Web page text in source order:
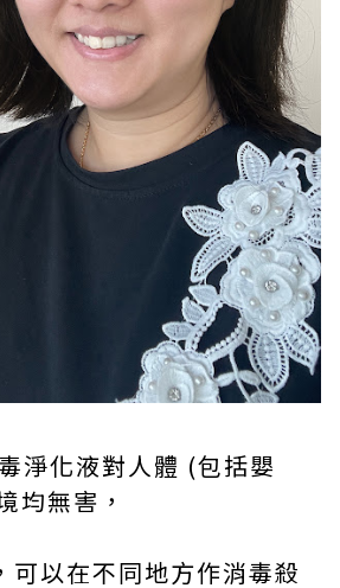
淨化液對人體 (包括嬰
均無害，
以在不同地方作消毒殺